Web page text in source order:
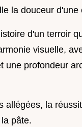
la douceur d'une
d'un terroir
visuelle,
une profondeur
allégées, la
pâte.